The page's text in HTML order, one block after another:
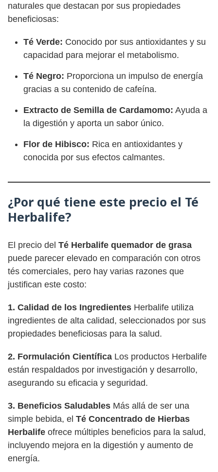
naturales que destacan por sus propiedades
beneficiosas:
Té Verde: Conocido por sus antioxidantes y su
capacidad para mejorar el metabolismo.
Té Negro: Proporciona un impulso de energía
gracias a su contenido de cafeína.
Extracto de Semilla de Cardamomo: Ayuda a
la digestión y aporta un sabor único.
Flor de Hibisco: Rica en antioxidantes y
conocida por sus efectos calmantes.
¿Por qué tiene este precio el Té
Herbalife?
El precio del Té Herbalife quemador de grasa
puede parecer elevado en comparación con otros
tés comerciales, pero hay varias razones que
justifican este costo:
1. Calidad de los Ingredientes Herbalife utiliza
ingredientes de alta calidad, seleccionados por sus
propiedades beneficiosas para la salud.
2. Formulación Científica Los productos Herbalife
están respaldados por investigación y desarrollo,
asegurando su eficacia y seguridad.
3. Beneficios Saludables Más allá de ser una
simple bebida, el Té Concentrado de Hierbas
Herbalife ofrece múltiples beneficios para la salud,
incluyendo mejora en la digestión y aumento de
energía.